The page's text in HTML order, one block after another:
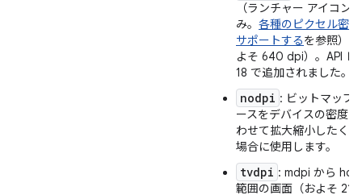
（ランチャー アイコンの
み。 各種のピクセル密
サポートするを参照）
よそ 640 dpi）。API レ
18 で追加されました。
nodpi : ビットマップ
ースをデバイスの密度
わせて拡大縮小したく
場合に使用します。
tvdpi : mdpi から
範囲の画面（およそ 213